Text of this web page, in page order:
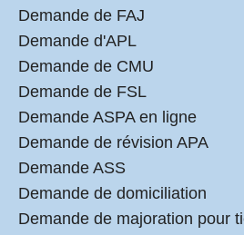
Demande de FAJ
Demande d'APL
Demande de CMU
Demande de FSL
Demande ASPA en ligne
Demande de révision APA
Demande ASS
Demande de domiciliation
Demande de majoration pour